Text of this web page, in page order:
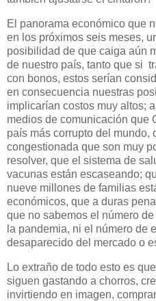
El panorama económico que
en los próximos seis meses,
posibilidad de que caiga aún
de nuestro país, tanto que si
con bonos, estos serían
en consecuencia nuestras
implicarían costos muy altos;
medios de comunicación que
país más corrupto del mundo,
congestionada que son muy
resolver, que el sistema de
vacunas están escaseando;
nueve millones de familias
económicos, que a duras
que no sabemos el número
la pandemia, ni el número de
desaparecido del mercado o
Lo extraño de todo esto es
siguen gastando a chorros,
invirtiendo en imagen,